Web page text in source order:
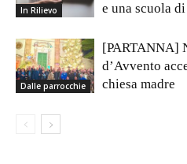
In Rilievo
e una scuola
Dalle parrocchie
[PARTANNA]
d’Avvento
chiesa madre